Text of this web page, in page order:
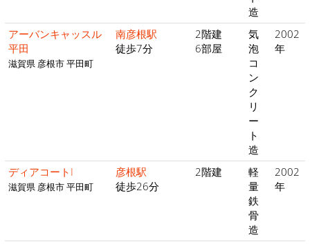
造
アーバンキャッスル
平田
滋賀県 彦根市 平田町
南彦根駅
徒歩7分
2階建
6部屋
気
泡
コ
ン
ク
リ
ー
ト
造
2002
年
ディアコートI
滋賀県 彦根市 平田町
彦根駅
徒歩26分
2階建
軽
量
鉄
骨
造
2002
年